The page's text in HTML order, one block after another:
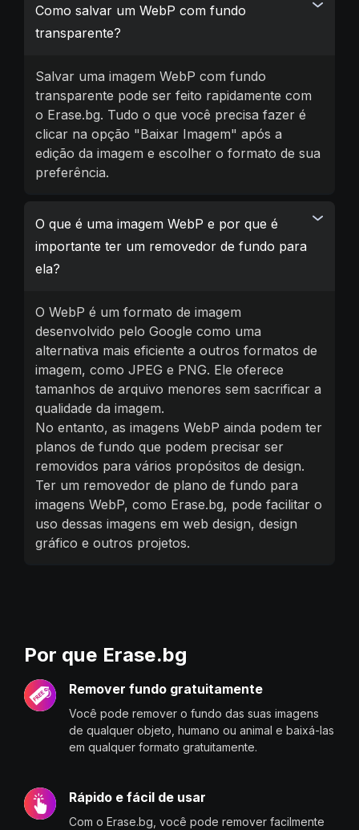
Como salvar um WebP com fundo
transparente?
Salvar uma imagem WebP com fundo
transparente pode ser feito rapidamente com
o Erase.bg. Tudo o que você precisa fazer é
clicar na opção "Baixar Imagem" após a
edição da imagem e escolher o formato de sua
preferência.
O que é uma imagem WebP e por que é
importante ter um removedor de fundo para
ela?
O WebP é um formato de imagem
desenvolvido pelo Google como uma
alternativa mais eficiente a outros formatos de
imagem, como JPEG e PNG. Ele oferece
tamanhos de arquivo menores sem sacrificar a
qualidade da imagem.
No entanto, as imagens WebP ainda podem ter
planos de fundo que podem precisar ser
removidos para vários propósitos de design.
Ter um removedor de plano de fundo para
imagens WebP, como Erase.bg, pode facilitar o
uso dessas imagens em web design, design
gráfico e outros projetos.
Por que Erase.bg
Remover fundo gratuitamente
Você pode remover o fundo das suas imagens
de qualquer objeto, humano ou animal e baixá-las
em qualquer formato gratuitamente.
Rápido e fácil de usar
Com o Erase.bg, você pode remover facilmente